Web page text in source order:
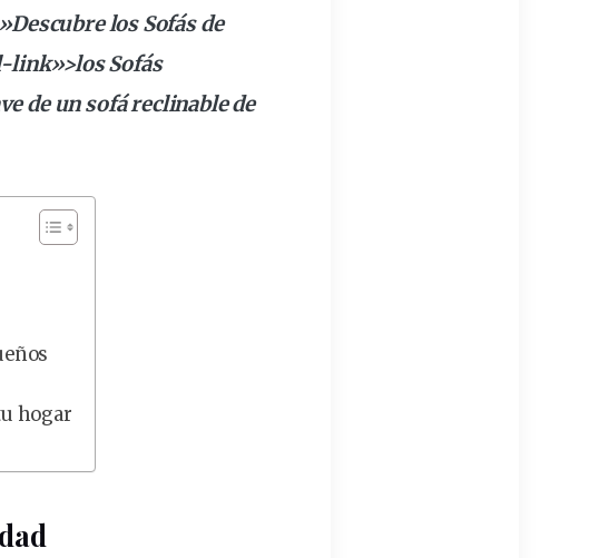
los Sofás de
link»>los Sofás
de un sofá reclinable de
hogar